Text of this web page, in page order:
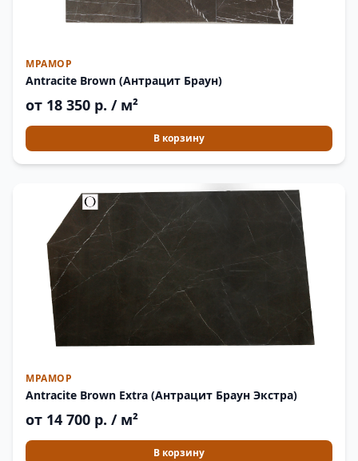
МРАМОР
Antracite Brown (Антрацит Браун)
от 18 350 р. / м²
В корзину
МРАМОР
Antracite Brown Extra (Антрацит Браун Экстра)
от 14 700 р. / м²
В корзину